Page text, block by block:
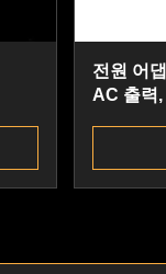
전원 어
AC 출력